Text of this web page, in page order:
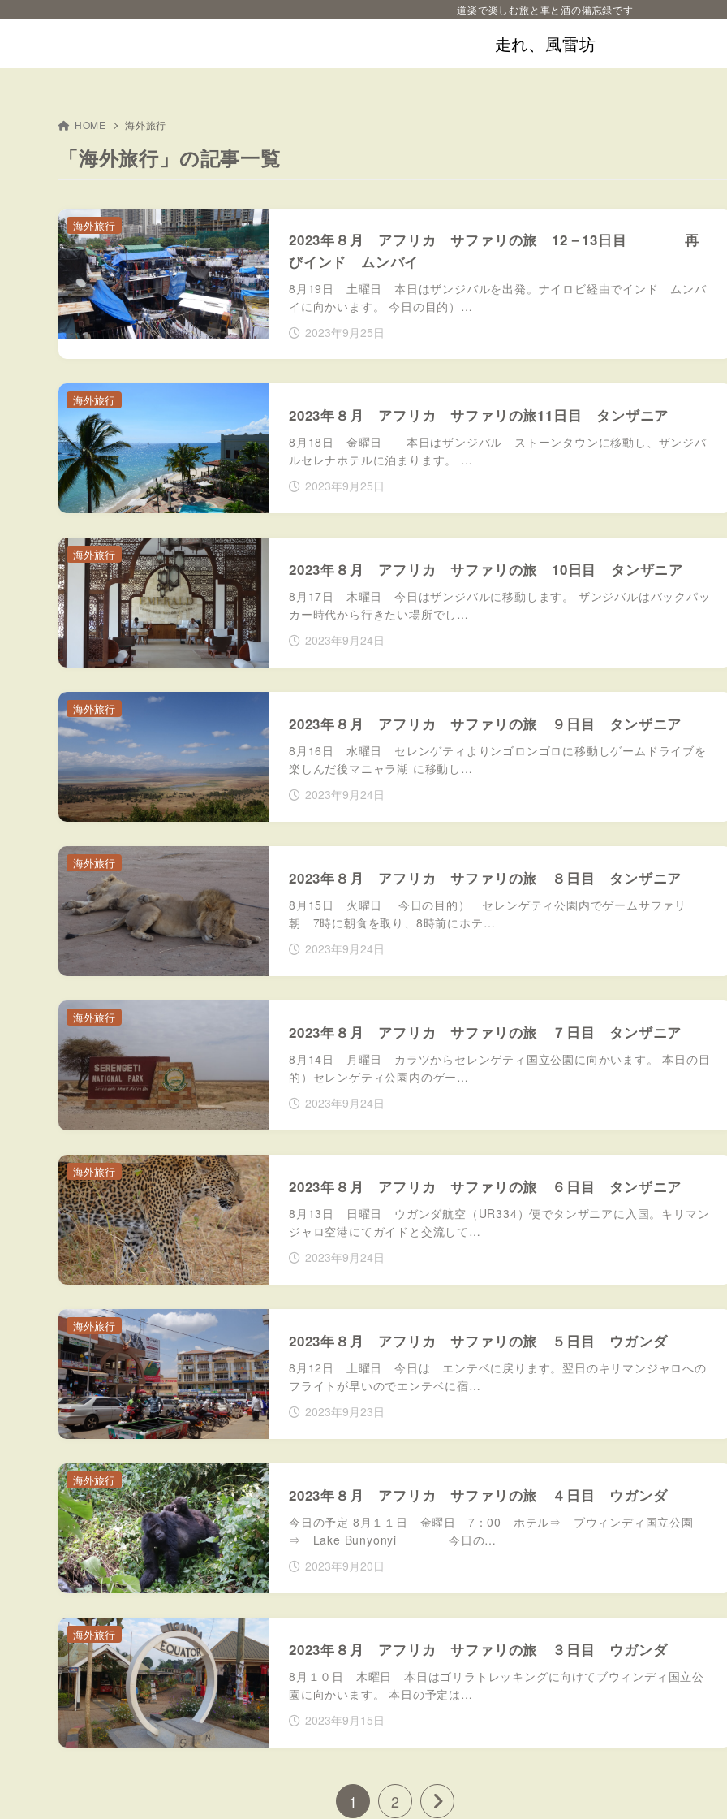
走れ、風雷坊
道楽で楽しむ旅と車と酒の備忘録です
HOME 海外旅行
「海外旅行」の記事一覧
2023年８月 アフリカ サファリの旅 12－13日目 再
びインド ムンバイ
8月19日 土曜日 本日はザンジバルを出発。ナイロビ経由でインド ムンバ
イに向かいます。 今日の目的）…
2023年9月25日
海外旅行
2023年８月 アフリカ サファリの旅11日目 タンザニア
8月18日 金曜日 本日はザンジバル ストーンタウンに移動し、ザンジバ
ルセレナホテルに泊まります。 …
2023年9月25日
海外旅行
2023年８月 アフリカ サファリの旅 10日目 タンザニア
8月17日 木曜日 今日はザンジバルに移動します。 ザンジバルはバックパッ
カー時代から行きたい場所でし…
2023年9月24日
海外旅行
2023年８月 アフリカ サファリの旅 ９日目 タンザニア
8月16日 水曜日 セレンゲティよりンゴロンゴロに移動しゲームドライブを
楽しんだ後マニャラ湖 に移動し…
2023年9月24日
海外旅行
2023年８月 アフリカ サファリの旅 ８日目 タンザニア
8月15日 火曜日 今日の目的） セレンゲティ公園内でゲームサファリ
朝 7時に朝食を取り、8時前にホテ…
2023年9月24日
海外旅行
2023年８月 アフリカ サファリの旅 ７日目 タンザニア
8月14日 月曜日 カラツからセレンゲティ国立公園に向かいます。 本日の目
的）セレンゲティ公園内のゲー…
2023年9月24日
海外旅行
2023年８月 アフリカ サファリの旅 ６日目 タンザニア
8月13日 日曜日 ウガンダ航空（UR334）便でタンザニアに入国。キリマン
ジャロ空港にてガイドと交流して…
2023年9月24日
海外旅行
2023年８月 アフリカ サファリの旅 ５日目 ウガンダ
8月12日 土曜日 今日は エンテベに戻ります。翌日のキリマンジャロへの
フライトが早いのでエンテベに宿…
2023年9月23日
海外旅行
2023年８月 アフリカ サファリの旅 ４日目 ウガンダ
今日の予定 8月１１日 金曜日 7：00 ホテル⇒ ブウィンディ国立公園
⇒ Lake Bunyonyi 今日の…
2023年9月20日
海外旅行
2023年８月 アフリカ サファリの旅 ３日目 ウガンダ
8月１０日 木曜日 本日はゴリラトレッキングに向けてブウィンディ国立公
園に向かいます。 本日の予定は…
2023年9月15日
海外旅行
1 2